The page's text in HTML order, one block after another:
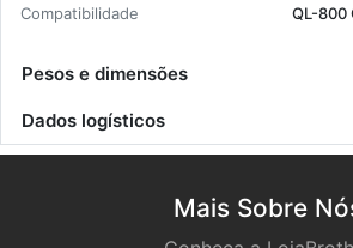
Com­pa­ti­bi­li­dade QL-800
Pesos e dimensões
Dados logísticos
Mais Sobre